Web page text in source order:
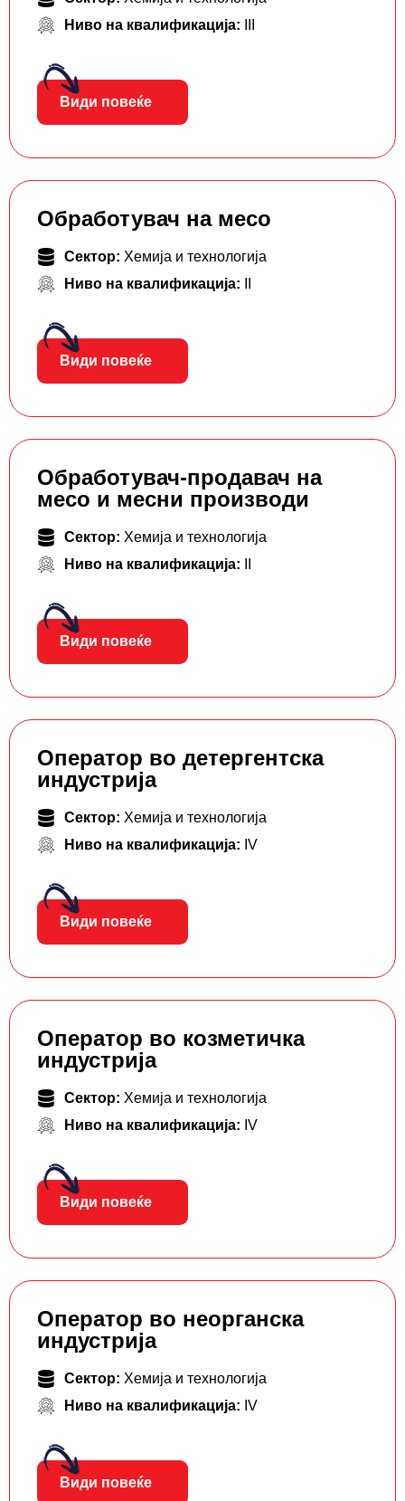
Ниво на квалификација:
Види повеќе
Обработувач на месо
Сектор: Хемија и технологија
Ниво на квалификација:
Види повеќе
Обработувач-продавач на
месо и месни производи
Сектор: Хемија и технологија
Ниво на квалификација:
Види повеќе
Оператор во детергентска
индустрија
Сектор: Хемија и технологија
Ниво на квалификација: IV
Види повеќе
Оператор во козметичка
индустрија
Сектор: Хемија и технологија
Ниво на квалификација: IV
Види повеќе
Оператор во неорганска
индустрија
Сектор: Хемија и технологија
Ниво на квалификација: IV
Види повеќе